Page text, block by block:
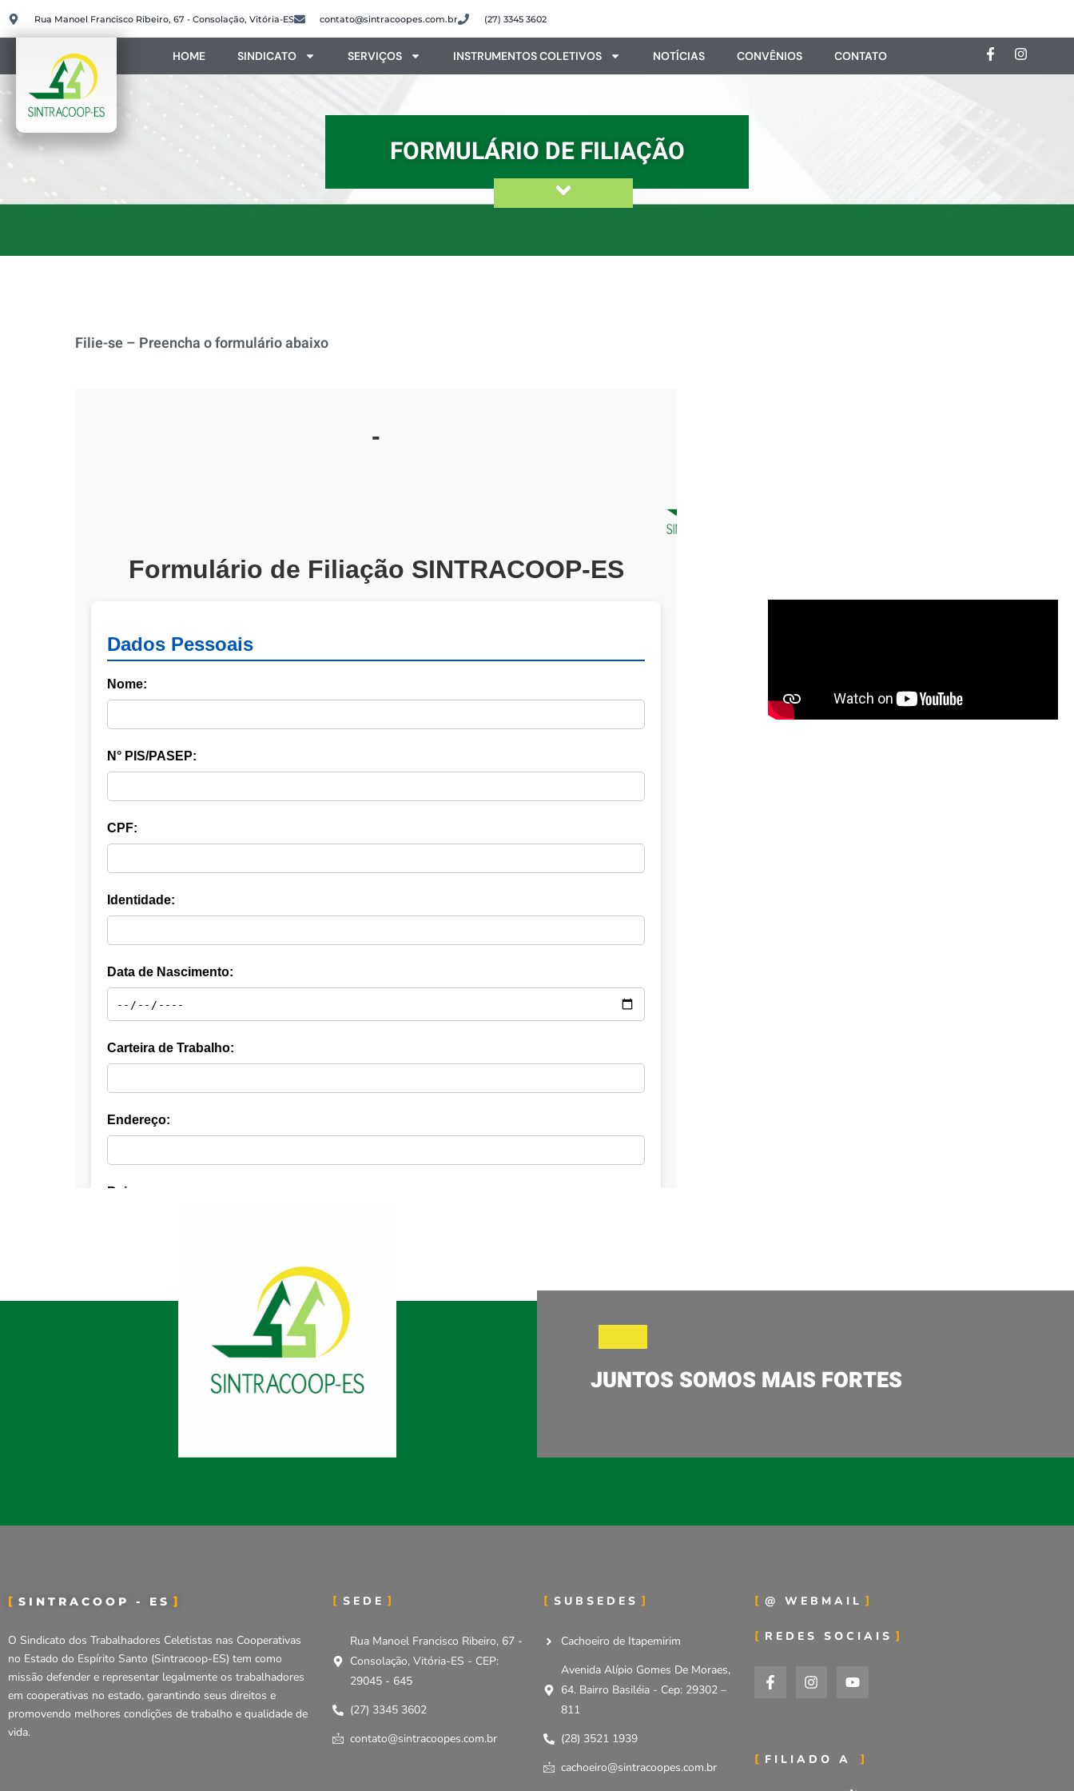
Rua Manoel Francisco Ribeiro, 67 - Consolação, Vitória-ES contato@sintracoopes.com.br (27) 3345 3602
HOME SINDICATO SERVIÇOS INSTRUMENTOS COLETIVOS NOTÍCIAS CONVÊNIOS CONTATO
FORMULÁRIO DE FILIAÇÃO
Filie-se – Preencha o formulário abaixo
JUNTOS SOMOS MAIS FORTES
SINTRACOOP - ES
O Sindicato dos Trabalhadores Celetistas nas Cooperativas
no Estado do Espírito Santo (Sintracoop-ES) tem como
missão defender e representar legalmente os trabalhadores
em cooperativas no estado, garantindo seus direitos e
promovendo melhores condições de trabalho e qualidade de
vida.
SEDE
Rua Manoel Francisco Ribeiro, 67 -
Consolação, Vitória-ES - CEP:
29045 - 645
(27) 3345 3602
contato@sintracoopes.com.br
SUBSEDES
Cachoeiro de Itapemirim
Avenida Alípio Gomes De Moraes,
64. Bairro Basiléia - Cep: 29302 –
811
(28) 3521 1939
cachoeiro@sintracoopes.com.br
@ WEBMAIL
REDES SOCIAIS
FILIADO A